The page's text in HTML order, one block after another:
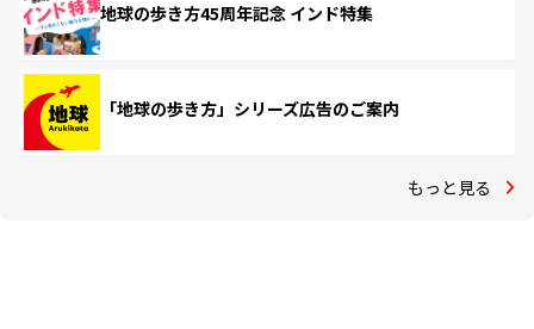
地球の歩き方45周年記念 インド特集
「地球の歩き方」シリーズ広告のご案内
もっと見る